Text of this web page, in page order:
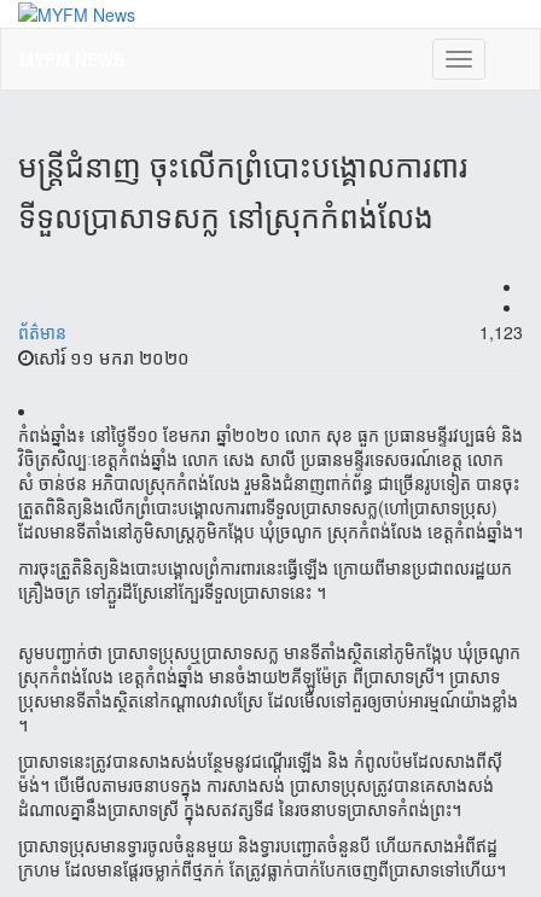
Toggle
navigation
មន្ត្រីជំនាញ ចុះលើកព្រំបោះបង្គោលការពារ
ទីទួលប្រាសាទសក្ល នៅស្រុកកំពង់លែង
1,123
ព័ត៌មាន
សៅរ៍ ១១ មករា ២០២០
កំពង់ឆ្នាំង៖​ នៅ​ថ្ងៃ​ទី​១០ ​ខែ​មករា​ ឆ្នាំ២០​២០​ លោក សុខ ធួក ​ប្រធាន​មន្ទីរវប្បធម៌ ​​និង​
វិចិត្រ​សិល្បៈ​ខេត្ត​កំពង់​ឆ្នាំង​ លោក​ សេ​ង ​សាលី ​ប្រធាន​មន្ទីរ​ទេស​ចរណ៍​ខេត្ត ​លោក
សំ ​ចាន់​ថន​ អភិបាល​ស្រុក​កំពង់​លែង រួម​និង​ជំនាញ​ពាក់ព័ន្ធ​ ជា​ច្រើន​រូប​ទៀត​ បាន​ចុះ​
ត្រួត​ពិនិត្យ​និង​លើក​ព្រំ​បោះ​បង្គោល​​ការពារ​ទីទួល​ប្រាសាទ​សក្ល(ហៅ​ប្រាសាទ​ប្រុស)​
ដែល​មាន​ទីតាំង​នៅ​ភូមិសាស្រ្ត​ភូមិ​កង្កែប​ ឃុំ​ច្រណូក​ ស្រុក​កំពង់​លែង​ ខេត្ត​កំពង់​ឆ្នាំង​​។
ការ​ចុះ​ត្រួតិនិត្យនិង​បោះបង្គោល​ព្រំ​ការពារ​នេះ​ធ្វើ​ឡើង​ ក្រោយ​ពី​មាន​ប្រជាពលរដ្ឋ​យក​
គ្រឿង​ចក្រ​ ទៅ​ភ្ជួរដី​ស្រែ​នៅក្បែ​រ​ទីទួល​ប្រាសាទ​នេះ ។
សូម​បញ្ជាក់​ថា ​ប្រាសាទ​ប្រុស​ឬ​ប្រាសាទ​សក្ល ​មាន​ទីតាំង​ស្ថិត​នៅ​ភូមិ​កង្កែប​ ឃុំ​ច្រណូក​
ស្រុក​កំពង់​លែង​ ខេត្តកំពង់​ឆ្នាំង​ មាន​ចំងាយ​២គីឡូ​ម៉ែត្រ​ ពី​ប្រា​សាទ​ស្រី​។ ​ប្រាសាទ​
ប្រុស​មាន​ទីតាំង​ស្ថិតនៅ​កណ្តាល​វាល​ស្រែ​ ដែល​មើល​​​ទៅ​គួរ​ឲ្យ​ចាប់​អារម្មណ៍​យ៉ាង​ខ្លាំង​
។
ប្រាសាទ​នេះ​ត្រូវ​បាន​សាង​សង់​បន្ថែម​នូវ​ជណ្តើរ​ឡើង​ និង​ កំពូល​ប៉ម​ដែល​សាង​ពីស៊ី
ម៉ង់​។ ​បើមើល​តាម​រចនាបទ​ក្នុង ​ការ​សាងសង់​ ប្រា​សាទ​ប្រុស​ត្រូវ​បាន​គេ​សាង​សង់
ដំណាលគ្នា​​នឹង​ប្រាសាទ​ស្រី ​ក្នុង​សត​វត្ស​ទី៨​ នៃ​រចនា​បទ​ប្រាសាទ​កំពង់​ព្រះ​។​
ប្រាសាទ​ប្រុស​មានទ្វារ​ចូល​ចំនួន​មួយ​ និង​ទ្វារ​បញ្ជោត​ចំនួនបី ​ហើយ​កសាង​អំពី​ឥដ្ឋ
ក្រហម​ ដែល​មាន​ផ្តែរ​ចម្លាក់​ពីថ្មភក់​ តែ​ត្រូវ​ធ្លាក់​បាក់​បែក​ចេញ​ពី​ប្រាសាទទៅហើយ​។